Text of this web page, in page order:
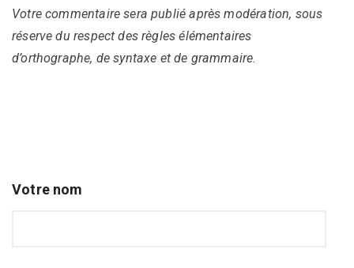
Votre commentaire sera publié après modération, sous
réserve du respect des règles élémentaires
d’orthographe, de syntaxe et de grammaire.
Votre nom